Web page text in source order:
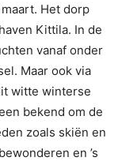
Het dorp
Kittila. In de
vanaf onder
Maar ook via
witte winterse
bekend om de
zoals skiën en
en ’s